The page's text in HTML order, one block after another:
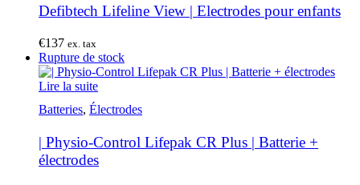
Defibtech Lifeline View | Electrodes pour enfants
€137 ex. tax
Rupture de stock
Lire la suite
Batteries, Électrodes
| Physio-Control Lifepak CR Plus | Batterie +
électrodes